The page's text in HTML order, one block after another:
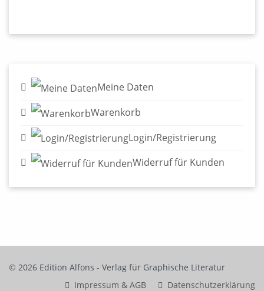
Meine Daten
Warenkorb
Login/Registrierung
Widerruf für Kunden
© 2026 Edition Alfons - Verlag für Graphische Literatur
Impressum & AGB
Datenschutzerklärung